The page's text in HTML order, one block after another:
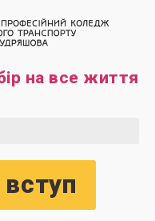
на все життя